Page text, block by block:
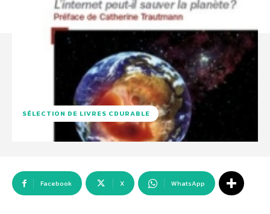
SÉLECTION DE LIVRES CDURABLE
Facebook X WhatsApp